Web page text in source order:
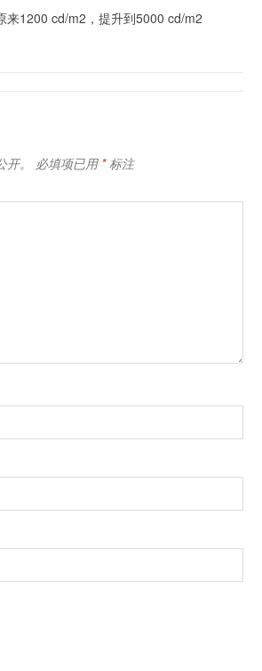
来1200 cd/m2，提升到5000 cd/m2
。 必填项已用 *标注